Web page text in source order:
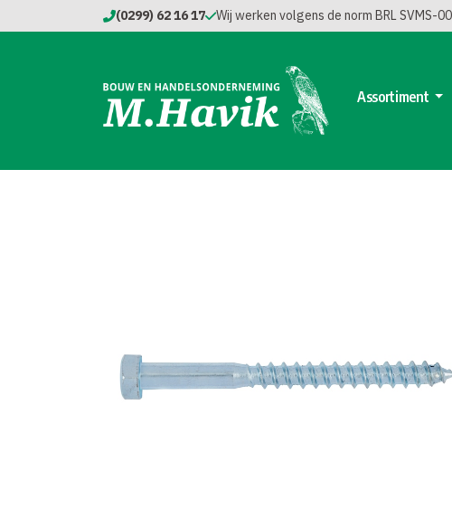
(0299) 62 16 17 Wij werken volgens de norm BRL SVMS-
Assortiment